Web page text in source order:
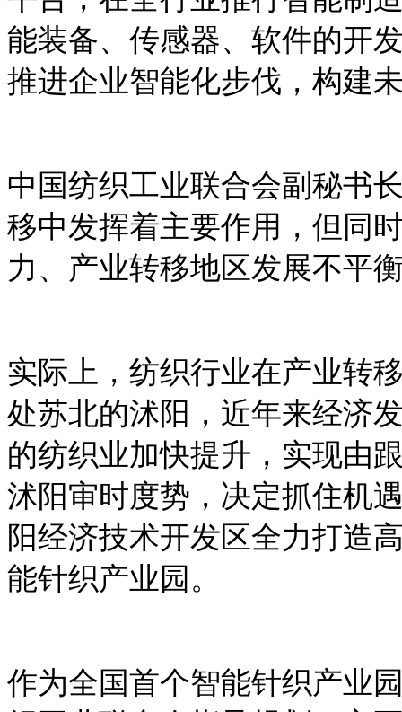
能装备、传感器、软件的开
推进企业智能化步伐，构建
中国纺织工业联合会副秘书
移中发挥着主要作用，但同
力、产业转移地区发展不平
实际上，纺织行业在产业转
处苏北的沭阳，近年来经济
的纺织业加快提升，实现由
沭阳审时度势，决定抓住机
阳经济技术开发区全力打
能针织产业园。
作为全国首个智能针织产业